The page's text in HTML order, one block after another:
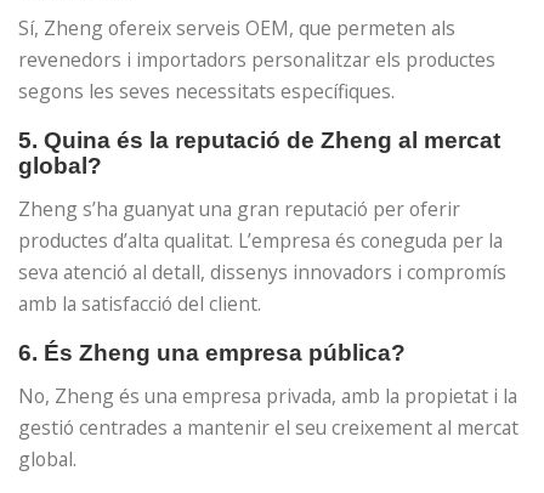
Sí, Zheng ofereix serveis OEM, que permeten als
revenedors i importadors personalitzar els productes
segons les seves necessitats específiques.
5. Quina és la reputació de Zheng al mercat
global?
Zheng s’ha guanyat una gran reputació per oferir
productes d’alta qualitat. L’empresa és coneguda per la
seva atenció al detall, dissenys innovadors i compromís
amb la satisfacció del client.
6. És Zheng una empresa pública?
No, Zheng és una empresa privada, amb la propietat i la
gestió centrades a mantenir el seu creixement al mercat
global.